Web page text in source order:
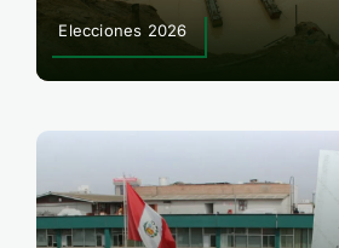
Elecciones 2026